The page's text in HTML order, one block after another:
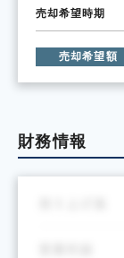
売却希望時期
売却希望額
財務情報